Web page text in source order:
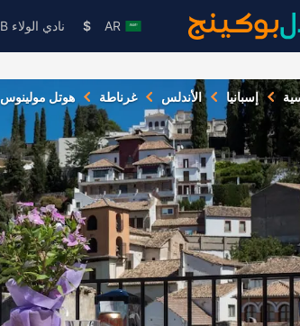
AR
$ نادي الولاء HB
إسبانيا الأندلس غرناطة هوتل مولينوس